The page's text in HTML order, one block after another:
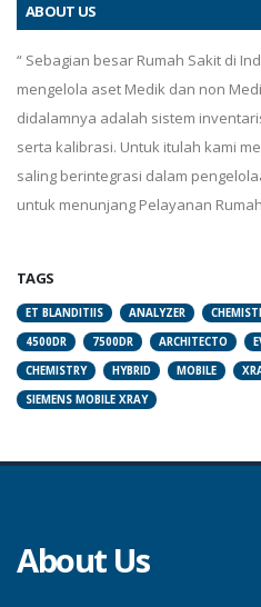
ABOUT US
“ Sebagian besar Rumah Sakit di
mengelola aset Medik dan non
didalamnya adalah sistem
serta kalibrasi. Untuk itulah kami
saling berintegrasi dalam
untuk menunjang Pelayanan
TAGS
ET BLANDITIIS ANALYZER
4500DR
7500DR ARCHITECTO
CHEMISTRY
HYBRID MOBILE
SIEMENS MOBILE XRAY
About Us